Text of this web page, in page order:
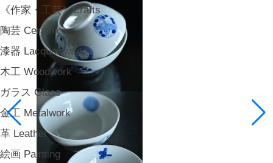
《作家・工芸》Crafts
陶芸 Ceramics
漆器 Lacquerware
木工 Woodwork
ガラス Glass
金工 Metalwork
革 Leather
絵画 Painting